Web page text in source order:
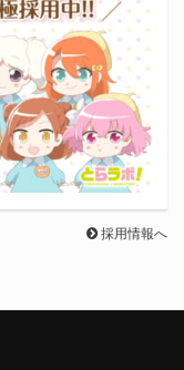
採用情報へ